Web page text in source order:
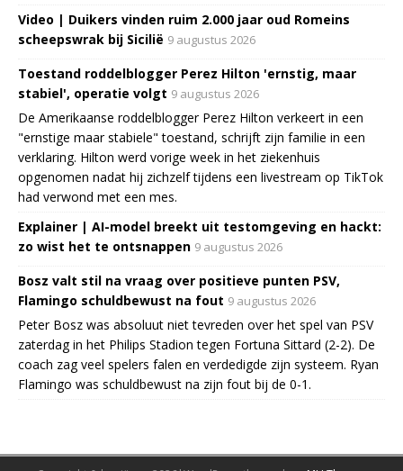
Video | Duikers vinden ruim 2.000 jaar oud Romeins
scheepswrak bij Sicilië 9 augustus 2026
Toestand roddelblogger Perez Hilton 'ernstig, maar
stabiel', operatie volgt 9 augustus 2026
De Amerikaanse roddelblogger Perez Hilton verkeert in een
"ernstige maar stabiele" toestand, schrijft zijn familie in een
verklaring. Hilton werd vorige week in het ziekenhuis
opgenomen nadat hij zichzelf tijdens een livestream op TikTok
had verwond met een mes.
Explainer | AI-model breekt uit testomgeving en hackt:
zo wist het te ontsnappen 9 augustus 2026
Bosz valt stil na vraag over positieve punten PSV,
Flamingo schuldbewust na fout 9 augustus 2026
Peter Bosz was absoluut niet tevreden over het spel van PSV
zaterdag in het Philips Stadion tegen Fortuna Sittard (2-2). De
coach zag veel spelers falen en verdedigde zijn systeem. Ryan
Flamingo was schuldbewust na zijn fout bij de 0-1.